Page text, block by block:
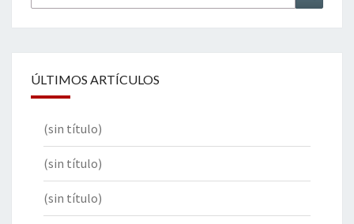
por:
ÚLTIMOS ARTÍCULOS
(sin título)
(sin título)
(sin título)